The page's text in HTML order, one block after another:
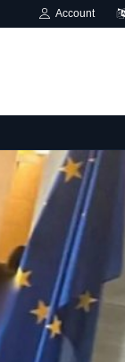
Account